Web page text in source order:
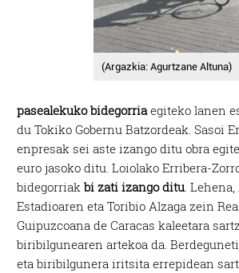
(Argazkia: Agurtzane Altuna)
pasealekuko bidegorriaegiteko lanen
du Tokiko Gobernu Batzordeak. Sasoi
enpresak sei aste izango ditu obra
euro jasoko ditu. Loiolako Erribera-
bidegorriakbi zati izango ditu .
Estadioaren eta Toribio Alzaga zein
Guipuzcoana de Caracas kaleetara
biribilgunearen artekoa da.
eta biribilgunera iritsita errepidean